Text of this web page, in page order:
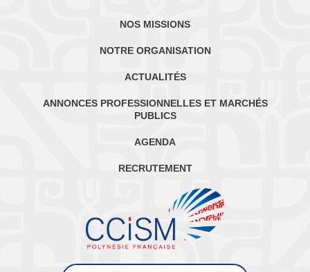
NOS MISSIONS
NOTRE ORGANISATION
ACTUALITÉS
ANNONCES PROFESSIONNELLES ET MARCHÉS
PUBLICS
AGENDA
RECRUTEMENT